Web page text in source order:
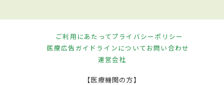
ご利用にあたってプライバシーポリシー
医療広告ガイドラインについてお問い合わせ
運営会社
【医療機関の方】